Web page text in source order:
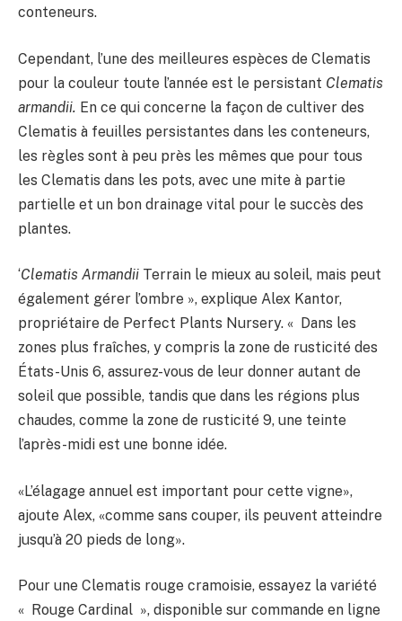
conteneurs.
Cependant, l’une des meilleures espèces de Clematis
pour la couleur toute l’année est le persistant Clematis
armandii. En ce qui concerne la façon de cultiver des
Clematis à feuilles persistantes dans les conteneurs,
les règles sont à peu près les mêmes que pour tous
les Clematis dans les pots, avec une mite à partie
partielle et un bon drainage vital pour le succès des
plantes.
‘Clematis Armandii Terrain le mieux au soleil, mais peut
également gérer l’ombre », explique Alex Kantor,
propriétaire de Perfect Plants Nursery. « Dans les
zones plus fraîches, y compris la zone de rusticité des
États-Unis 6, assurez-vous de leur donner autant de
soleil que possible, tandis que dans les régions plus
chaudes, comme la zone de rusticité 9, une teinte
l’après-midi est une bonne idée.
«L’élagage annuel est important pour cette vigne»,
ajoute Alex, «comme sans couper, ils peuvent atteindre
jusqu’à 20 pieds de long».
Pour une Clematis rouge cramoisie, essayez la variété
« Rouge Cardinal », disponible sur commande en ligne